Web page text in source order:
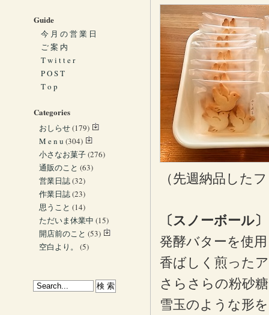
（先週納品した
〔スノーボール〕
発酵バターを使
香ばしく煎った
さらさらの粉砂
雪玉のような形
Guide
今 月 の 営 業 日
ご 案 内
T w i t t e r
P O S T
T o p
Categories
おしらせ(179)
M e n u (304)
小さなお菓子(276)
通販のこと (63)
営業日誌(32)
作業日誌(23)
思うこと (14)
ただいま休業中 (15)
開店前のこと (53)
空白より。
(5)